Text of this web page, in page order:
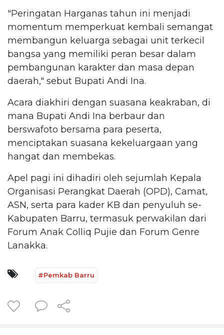
"Peringatan Harganas tahun ini menjadi
momentum memperkuat kembali semangat
membangun keluarga sebagai unit terkecil
bangsa yang memiliki peran besar dalam
pembangunan karakter dan masa depan
daerah," sebut Bupati Andi Ina.
Acara diakhiri dengan suasana keakraban, di
mana Bupati Andi Ina berbaur dan
berswafoto bersama para peserta,
menciptakan suasana kekeluargaan yang
hangat dan membekas.
Apel pagi ini dihadiri oleh sejumlah Kepala
Organisasi Perangkat Daerah (OPD), Camat,
ASN, serta para kader KB dan penyuluh se-
Kabupaten Barru, termasuk perwakilan dari
Forum Anak Colliq Pujie dan Forum Genre
Lanakka.
#Pemkab Barru